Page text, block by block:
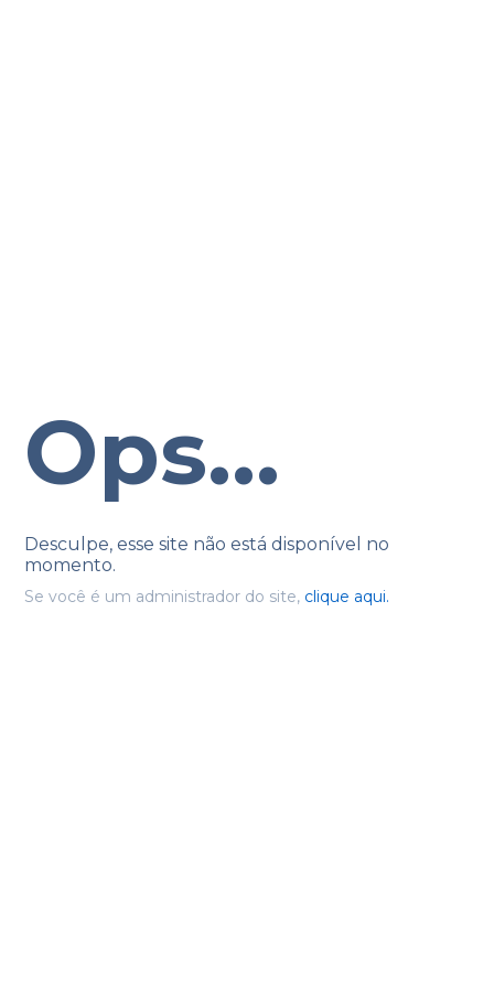
Ops...
Desculpe, esse site não está disponível no
momento.
Se você é um administrador do site, clique aqui.